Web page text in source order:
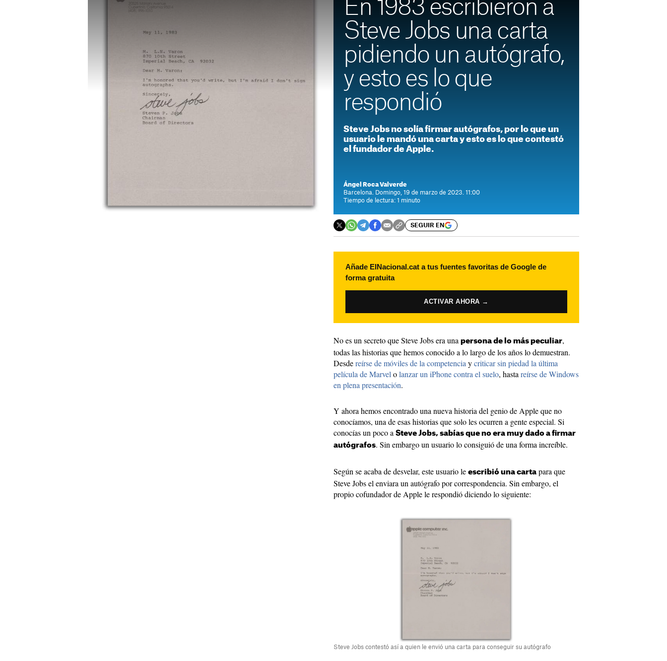
En 1983 escribieron a
Steve Jobs una carta
pidiendo un autógrafo,
y esto es lo que
respondió
Steve Jobs no solía firmar autógrafos, por lo que un
usuario le mandó una carta y esto es lo que contestó
el fundador de Apple.
Ángel Roca Valverde
Barcelona. Domingo, 19 de marzo de 2023. 11:00
Tiempo de lectura: 1 minuto
SEGUIR EN
Añade ElNacional.cat a tus fuentes favoritas de Google de
forma gratuita
ACTIVAR AHORA →
No es un secreto que Steve Jobs era una persona de lo más peculiar,
todas las historias que hemos conocido a lo largo de los años lo demuestran.
Desdereírse de móviles de la competencia ycriticar sin piedad la última
película de Marvel olanzar un iPhone contra el suelo, hasta reírse de Windows
en plena presentación.
Y ahora hemos encontrado una nueva historia del genio de Apple que no
conocíamos, una de esas historias que solo les ocurren a gente especial. Si
conocías un poco a Steve Jobs, sabías que no era muy dado a firmar
autógrafos. Sin embargo un usuario lo consiguió de una forma increíble.
Según se acaba de desvelar, este usuario le escribió una carta para que
Steve Jobs el enviara un autógrafo por correspondencia. Sin embargo, el
propio cofundador de Apple le respondió diciendo lo siguiente:
Steve Jobs contestó así a quien le envió una carta para conseguir su autógrafo